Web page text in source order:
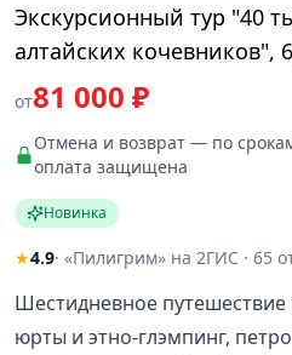
Экскурсионный тур "40
алтайских кочевников",
от81 000 ₽
Отмена и возврат — по
оплата защищена
Новинка
★4.9· «Пилигрим» на 2ГИС · 65
Шестидневное путешествие
юрты и этно-глэмпинг,